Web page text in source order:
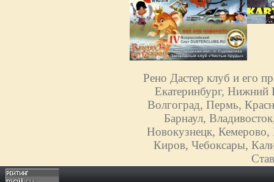
Рено Дастер клуб и его
Екатеринбург, Нижний
Волгоград, Пермь,
Барнаул,
Новокузнецк,
Киров, Чебоксары,